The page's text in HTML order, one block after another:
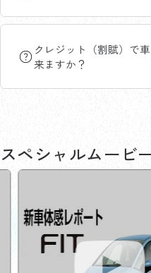
クレジット（割賦）で
来ますか？
スペシャルムービ